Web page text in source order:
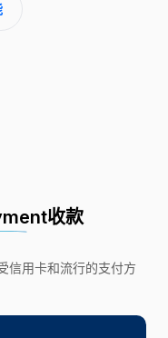
收款
信用卡和流行的支付方